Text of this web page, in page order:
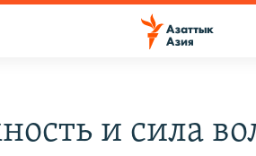
и сила